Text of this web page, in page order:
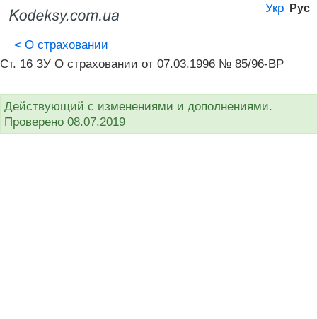
Укр Рус
< О страховании
Ст. 16 ЗУ О страховании от 07.03.1996 № 85/96-ВР
Действующий с изменениями и дополнениями.
Проверено 08.07.2019